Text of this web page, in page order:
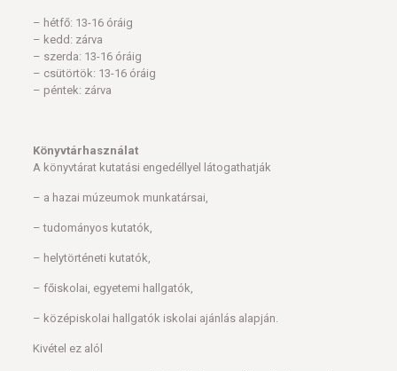
– hétfő: 13-16 óráig
– kedd: zárva
– szerda: 13-16 óráig
– csütörtök: 13-16 óráig
– péntek: zárva
Könyvtárhasználat
A könyvtárat kutatási engedéllyel látogathatják
– a hazai múzeumok munkatársai,
– tudományos kutatók,
– helytörténeti kutatók,
– főiskolai, egyetemi hallgatók,
– középiskolai hallgatók iskolai ajánlás alapján.
Kivétel ez alól